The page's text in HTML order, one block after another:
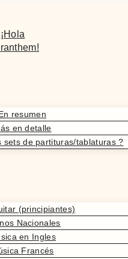
¡Hola
resumen
en detalle
sets de partituras/tablaturas ?
(principiantes)
Nacionales
en Ingles
Francés